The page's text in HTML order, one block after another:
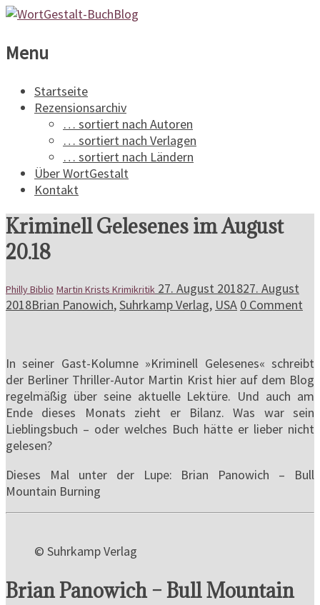
WortGestalt-
Buchblog
Spannungsliteratur
Menu
Startseite
Rezensionsarchiv
… sortiert nach Autoren
… sortiert nach Verlagen
… sortiert nach Ländern
Über WortGestalt
Kontakt
Kriminell Gelesenes im August
20.18
Philly Biblio Martin Krists Krimikritik 27. August 201827. August
2018Brian Panowich,Suhrkamp Verlag, USA 0 Comment
In seiner Gast-Kolumne »Kriminell Gelesenes« schreibt
der Berliner Thriller-Autor Martin Krist hier auf dem Blog
regelmäßig über seine aktuelle Lektüre. Und auch am
Ende dieses Monats zieht er Bilanz. Was war sein
Lieblingsbuch – oder welches Buch hätte er lieber nicht
gelesen?
Dieses Mal unter der Lupe: Brian Panowich – Bull
Mountain Burning
© Suhrkamp Verlag
Brian Panowich – Bull Mountain